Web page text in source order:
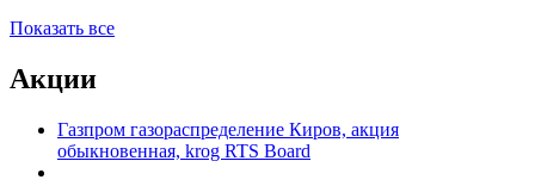
Показать все
Акции
Газпром газораспределение Киров, акция
обыкновенная, krog RTS Board